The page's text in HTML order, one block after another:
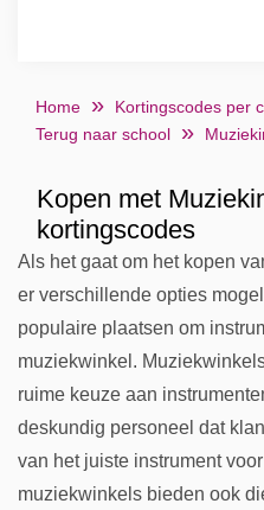
Home Kortingscodes per
Terug naar school
Kopen met
kortingscodes
Als het gaat om het kopen
er verschillende opties
populaire plaatsen om
muziekwinkel.
ruime keuze aan
deskundig personeel dat
van het juiste instrument
muziekwinkels bieden ook